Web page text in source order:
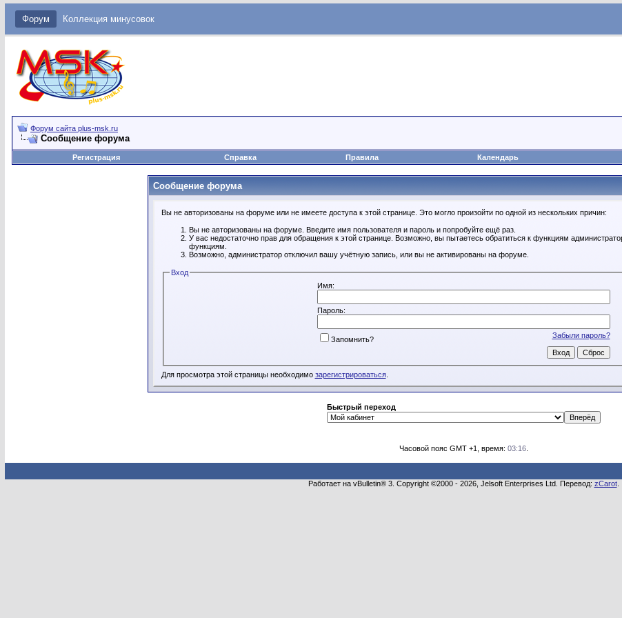
Форум Коллекция минусовок
Форум сайта plus-msk.ru
Сообщение форума
Регистрация
Справка Правила Календарь
Сообщение форума
Вы не авторизованы на форуме или не имеете доступа к этой странице. Это могло произойти по одной из нескольких причин:
Вы не авторизованы на форуме. Введите имя пользователя и пароль и попробуйте ещё раз.
У вас недостаточно прав для обращения к этой странице. Возможно, вы пытаетесь обратиться к функциям
функциям.
Возможно, администратор отключил вашу учётную запись, или вы не активированы на форуме.
Вход
Имя:
Пароль:
Забыли пароль?
Запомнить?
Для просмотра этой страницы необходимо зарегистрироваться.
Быстрый переход
Часовой пояс GMT +1, время: 03:16.
Работает на vBulletin® 3. Copyright ©2000 - 2026, Jelsoft Enterprises Ltd. Перевод: zCarot.